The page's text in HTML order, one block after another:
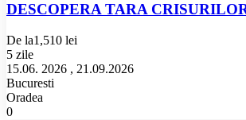
DESCOPERA TARA
De la1,510 lei
5 zile
15.06. 2026 , 21.09.2026
Bucuresti
Oradea
0